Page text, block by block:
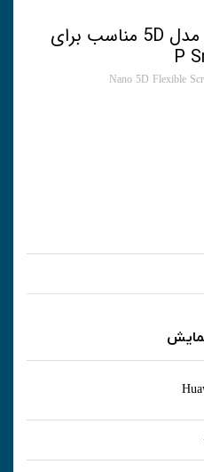
محافظ صفحه نمایش نانو مدل 5D مناسب برای